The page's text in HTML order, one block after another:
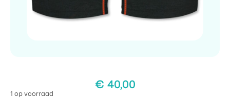
€ 40,00
1 op voorraad